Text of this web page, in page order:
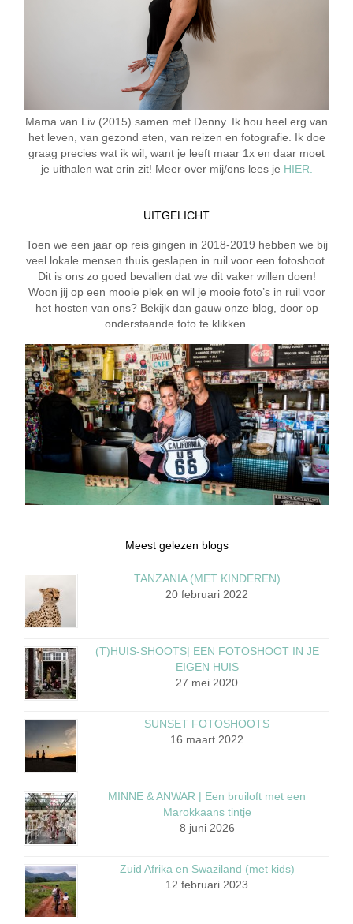
Mama van Liv (2015) samen met Denny. Ik hou heel erg van
het leven, van gezond eten, van reizen en fotografie. Ik doe
graag precies wat ik wil, want je leeft maar 1x en daar moet
je uithalen wat erin zit! Meer over mij/ons lees je HIER.
UITGELICHT
Toen we een jaar op reis gingen in 2018-2019 hebben we bij
veel lokale mensen thuis geslapen in ruil voor een fotoshoot.
Dit is ons zo goed bevallen dat we dit vaker willen doen!
Woon jij op een mooie plek en wil je mooie foto’s in ruil voor
het hosten van ons? Bekijk dan gauw onze blog, door op
onderstaande foto te klikken.
Meest gelezen blogs
TANZANIA (MET KINDEREN)
20 februari 2022
(T)HUIS-SHOOTS| EEN FOTOSHOOT IN JE
EIGEN HUIS
27 mei 2020
SUNSET FOTOSHOOTS
16 maart 2022
MINNE & ANWAR | Een bruiloft met een
Marokkaans tintje
8 juni 2026
Zuid Afrika en Swaziland (met kids)
12 februari 2023